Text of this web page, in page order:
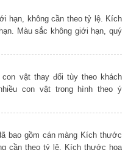
hạn, không cần theo tỷ lệ. Kích
Màu sắc không giới hạn, quý
vật thay đổi tùy theo khách
con vật trong hình theo ý
bao gồm cán màng Kích thước
cần theo tỷ lệ. Kích thước hoa